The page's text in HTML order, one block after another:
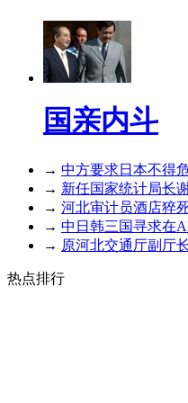
国亲内斗
→ 中方要求日本不得
→ 新任国家统计局长
→ 河北审计员酒店猝
→ 中日韩三国寻求在
→ 原河北交通厅副厅
热点排行